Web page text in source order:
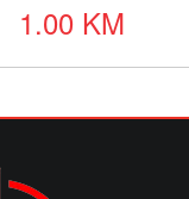
1.00 KM